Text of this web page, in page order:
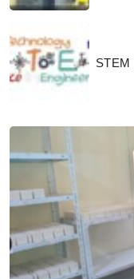
STEM